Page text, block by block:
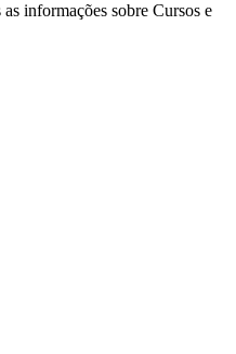
informações sobre Cursos e